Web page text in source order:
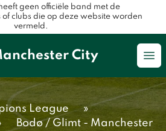
geen officiële band met de
of clubs die op deze website worden
vermeld.
City
League
»
Bodø / Glimt - Manchester